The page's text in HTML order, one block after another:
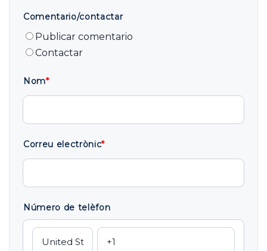
Comentario/contactar
Publicar comentario
Contactar
Nom*
Correu electrònic*
Número de telèfon